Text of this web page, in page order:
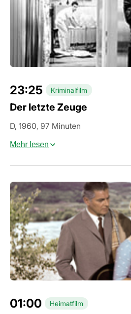
23:25 Kriminalfilm
Der letzte Zeuge
D, 1960, 97 Minuten
Mehr lesen
01:00 Heimatfilm